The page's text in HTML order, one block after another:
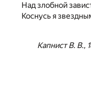
Над злобной
Коснусь я
Капнист В. В.,